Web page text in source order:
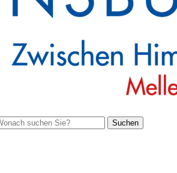
Suchen